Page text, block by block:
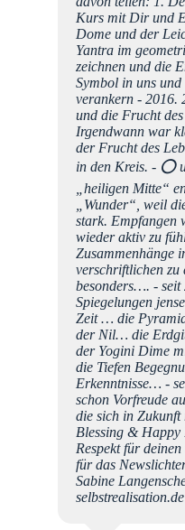
Kurs mit Dir und
Dome und der
Yantra im
zeichnen und die
Symbol in uns
verankern - 2016.
und die Frucht
Irgendwann war
der Frucht des
in den Kreis. - ⭕️
„heiligen Mitte“
„Wunder“, weil
stark. Empfangen
wieder aktiv zu
Zusammenhänge
verschriftlichen zu
besonders…. -
Spiegelungen
Zeit … die
der Nil… die
der Yogini Dime
die Tiefen
Erkenntnisse… -
schon Vorfreude
die sich in Zukunft
Blessing & Happy
Respekt für
für das
Sabine
selbstrealisation.de